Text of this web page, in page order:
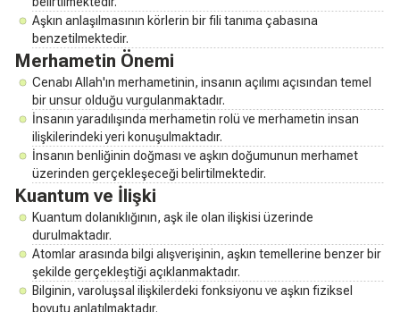
Aşkın anlaşılmasının körlerin bir fili tanıma çabasına
benzetilmektedir.
Merhametin Önemi
Cenabı Allah'ın merhametinin, insanın açılımı açısından temel
bir unsur olduğu vurgulanmaktadır.
İnsanın yaradılışında merhametin rolü ve merhametin insan
ilişkilerindeki yeri konuşulmaktadır.
İnsanın benliğinin doğması ve aşkın doğumunun merhamet
üzerinden gerçekleşeceği belirtilmektedir.
Kuantum ve İlişki
Kuantum dolanıklığının, aşk ile olan ilişkisi üzerinde
durulmaktadır.
Atomlar arasında bilgi alışverişinin, aşkın temellerine benzer bir
şekilde gerçekleştiği açıklanmaktadır.
Bilginin, varoluşsal ilişkilerdeki fonksiyonu ve aşkın fiziksel
boyutu anlatılmaktadır.